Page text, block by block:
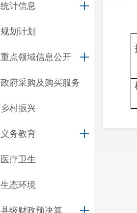
统计信息
规划计划
重点领域信息公开
政府采购及购买服务
乡村振兴
义务教育
医疗卫生
生态环境
县级财政预决算